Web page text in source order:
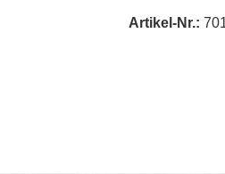
Artikel-Nr.: